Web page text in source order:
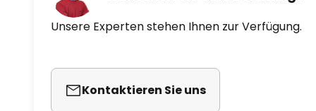
Unsere Experten stehen Ihnen zur Verfügung.
Kontaktieren Sie uns